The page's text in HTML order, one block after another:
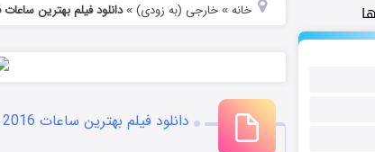
خانه» خارجی (به زودی)»دانلود فیلم بهترین ساعات The Finest Hours 2016
دانلود فیلم بهترین ساعات The Finest Hours 2016